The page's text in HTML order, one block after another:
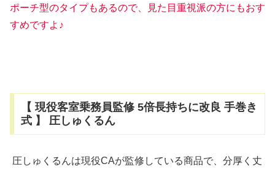
ポーチ型のタイプもあるので、見た目重視派の方にもおす
すめですよ♪
【 現役客室乗務員監修 5倍長持ちに改良 手巻き
式 】 圧しゅくるん
圧しゅくるんは現役CAが監修している商品で、分厚く丈